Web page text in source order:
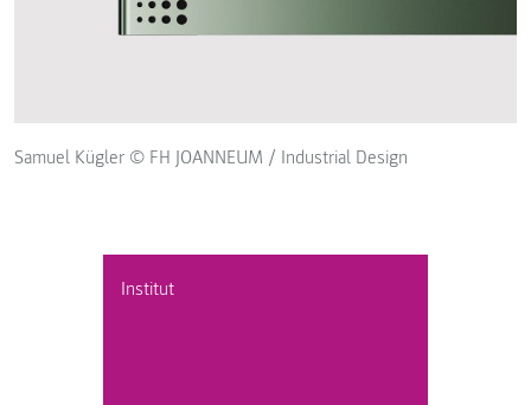
Institut
Samuel Kügler © FH JOANNEUM / Industrial Design